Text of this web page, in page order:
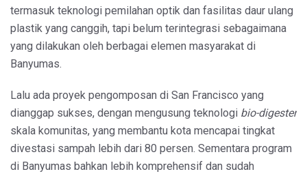
termasuk teknologi pemilahan optik dan fasilitas daur ulang
plastik yang canggih, tapi belum terintegrasi sebagaimana
yang dilakukan oleh berbagai elemen masyarakat di
Banyumas.
Lalu ada proyek pengomposan di San Francisco yang
dianggap sukses, dengan mengusung teknologi bio-digester
skala komunitas, yang membantu kota mencapai tingkat
divestasi sampah lebih dari 80 persen. Sementara program
di Banyumas bahkan lebih komprehensif dan sudah